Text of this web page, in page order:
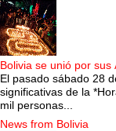
Bolivia se unió por
El pasado sábado 28
significativas de la
mil personas...
News from Bolivia